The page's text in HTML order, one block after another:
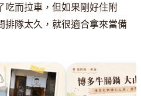
吃而拉車，但如果剛好住附
排隊太久，就很適合拿來當備